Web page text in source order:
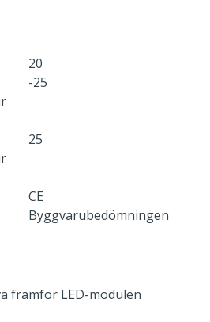
20
-25
25
CE
Byggvarubedömningen
framför LED-modulen